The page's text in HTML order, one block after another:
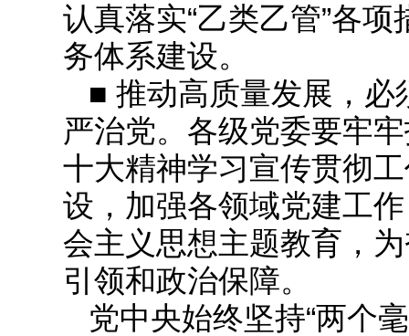
认真落实“乙类乙管”各
务体系建设。
■ 推动高质量发展，
严治党。各级党委要牢
十大精神学习宣传贯彻
设，加强各领域党建工
会主义思想主题教育，
引领和政治保障。
党中央始终坚持“两个